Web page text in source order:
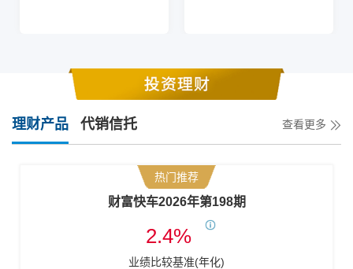
理财产品 代销信托 查看更多
热门推荐
财富快车2026年第198期
2.4%
业绩比较基准(年化)